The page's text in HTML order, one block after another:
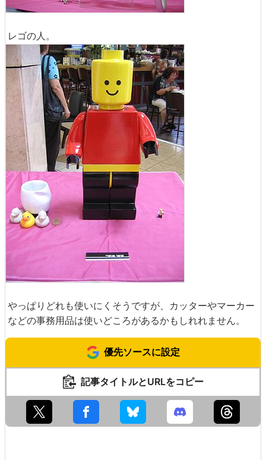
レゴの人。
やっぱりどれも使いにくそうですが、カッターやマーカー
などの事務用品は使いどころがあるかもしれれません。
優先ソースに設定
記事タイトルとURLをコピー